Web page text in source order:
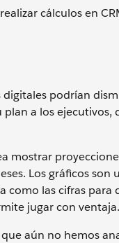
cálculos en
podrían
a los ejecutivos,
mostrar
Los gráficos
como las cifras
jugar con ventaja.
aún no hemos